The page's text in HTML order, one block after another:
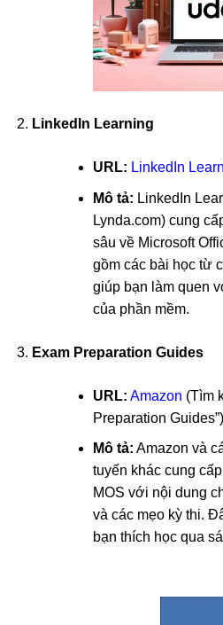
LinkedIn Learning
URL: LinkedIn
Mô tả: LinkedIn
Lynda.com) cung
sâu về Microsoft
gồm các bài học từ
giúp bạn làm quen
của phần mềm.
Exam Preparation Guides
URL: Amazon (Tìm
Preparation Guides”)
Mô tả: Amazon và
tuyến khác cung
MOS với nội dung
và các mẹo kỳ thi.
bạn thích học qua